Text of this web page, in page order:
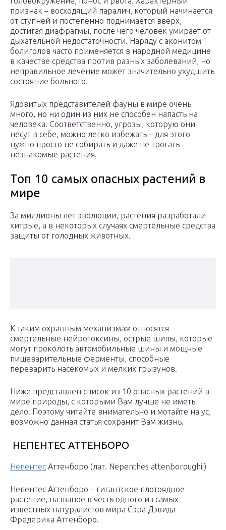
признак – восходящий паралич, который начинается
от ступней и постепенно поднимается вверх,
достигая диафрагмы, после чего человек умирает от
дыхательной недостаточности. Наряду с аконитом
болиголов часто применяется в народной медицине
в качестве средства против разных заболеваний, но
неправильное лечение может значительно ухудшить
состояние больного.
Ядовитых представителей фауны в мире очень
много, но ни один из них не способен напасть на
человека. Соответственно, угрозы, которую они
несут в себе, можно легко избежать – для этого
нужно просто не собирать и даже не трогать
незнакомые растения.
Топ 10 самых опасных растений в
мире
За миллионы лет эволюции, растения разработали
хитрые, а в некоторых случаях смертельные средства
защиты от голодных животных.
К таким охранным механизмам относятся
смертельные нейротоксины, острые шипы, которые
могут проколоть автомобильные шины и мощные
пищеварительные ферменты, способные
переварить насекомых и мелких грызунов.
Ниже представлен список из 10 опасных растений в
мире природы, с которыми Вам лучше не иметь
дело. Поэтому читайте внимательно и мотайте на ус,
возможно данная статья сохранит Вам жизнь.
НЕПЕНТЕС АТТЕНБОРО
Непентес Аттенборо (лат. Nepenthes attenboroughii)
Непентес Аттенборо – гигантское плотоядное
растение, названое в честь одного из самых
известных натуралистов мира Сэра Дэвида
Фредерика Аттенборо.